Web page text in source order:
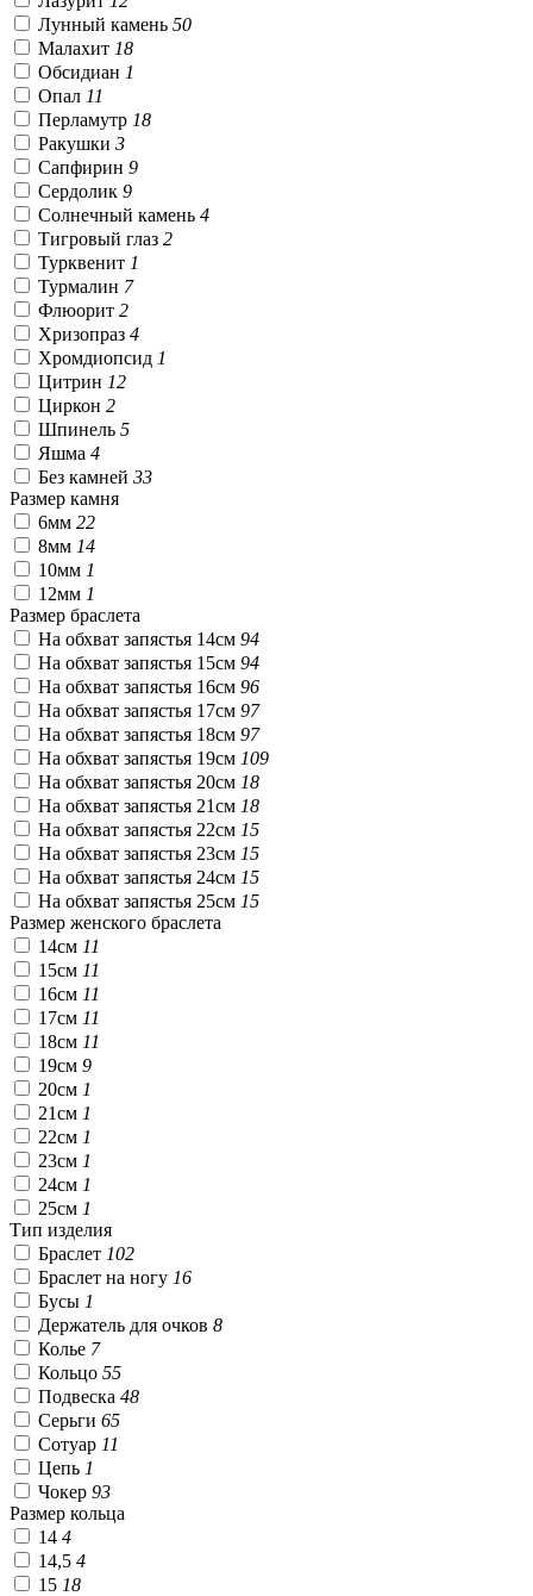
Лунный камень 50
Малахит 18
Обсидиан 1
Опал 11
Перламутр 18
Ракушки 3
Сапфирин 9
Сердолик 9
Солнечный камень 4
Тигровый глаз 2
Турквенит 1
Турмалин 7
Флюорит 2
Хризопраз 4
Хромдиопсид 1
Цитрин 12
Циркон 2
Шпинель 5
Яшма 4
Без камней 33
Размер камня
6мм 22
8мм 14
10мм 1
12мм 1
Размер браслета
На обхват запястья 14см 94
На обхват запястья 15см 94
На обхват запястья 16см 96
На обхват запястья 17см 97
На обхват запястья 18см 97
На обхват запястья 19см 109
На обхват запястья 20см 18
На обхват запястья 21см 18
На обхват запястья 22см 15
На обхват запястья 23см 15
На обхват запястья 24см 15
На обхват запястья 25см 15
Размер женского браслета
14см 11
15см 11
16см 11
17см 11
18см 11
19см 9
20см 1
21см 1
22см 1
23см 1
24см 1
25см 1
Тип изделия
Браслет 102
Браслет на ногу 16
Бусы 1
Держатель для очков 8
Колье 7
Кольцо 55
Подвеска 48
Серьги 65
Сотуар 11
Цепь 1
Чокер 93
Размер кольца
14 4
14,5 4
15 18